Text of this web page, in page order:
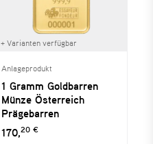
+ Varianten verfügbar
Anlageprodukt
1 Gramm Goldbarren
Münze Österreich
Prägebarren
170,20 €